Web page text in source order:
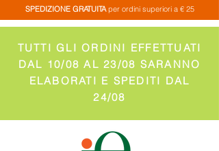
SPEDIZIONE GRATUITAper ordini superiori a € 25
TUTTI GLI ORDINI EFFETTUATI
DAL 10/08 AL 23/08 SARANNO
ELABORATI E SPEDITI DAL
24/08